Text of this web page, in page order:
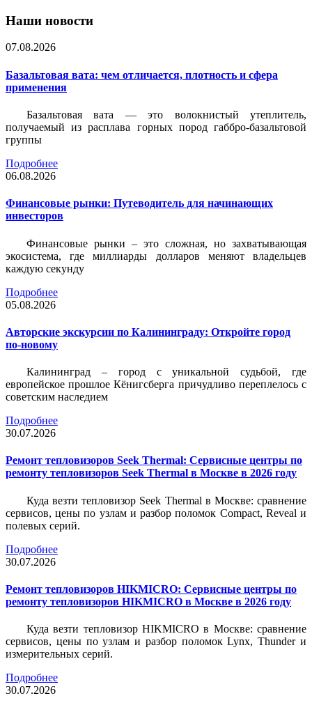
Наши новости
07.08.2026
Базальтовая вата: чем отличается, плотность и сфера
применения
Базальтовая вата — это волокнистый утеплитель,
получаемый из расплава горных пород габбро-базальтовой
группы
Подробнее
06.08.2026
Финансовые рынки: Путеводитель для начинающих
инвесторов
Финансовые рынки – это сложная, но захватывающая
экосистема, где миллиарды долларов меняют владельцев
каждую секунду
Подробнее
05.08.2026
Авторские экскурсии по Калининграду: Откройте город
по-новому
Калининград – город с уникальной судьбой, где
европейское прошлое Кёнигсберга причудливо переплелось с
советским наследием
Подробнее
30.07.2026
Ремонт тепловизоров Seek Thermal: Сервисные центры по
ремонту тепловизоров Seek Thermal в Москве в 2026 году
Куда везти тепловизор Seek Thermal в Москве: сравнение
сервисов, цены по узлам и разбор поломок Compact, Reveal и
полевых серий.
Подробнее
30.07.2026
Ремонт тепловизоров HIKMICRO: Сервисные центры по
ремонту тепловизоров HIKMICRO в Москве в 2026 году
Куда везти тепловизор HIKMICRO в Москве: сравнение
сервисов, цены по узлам и разбор поломок Lynx, Thunder и
измерительных серий.
Подробнее
30.07.2026